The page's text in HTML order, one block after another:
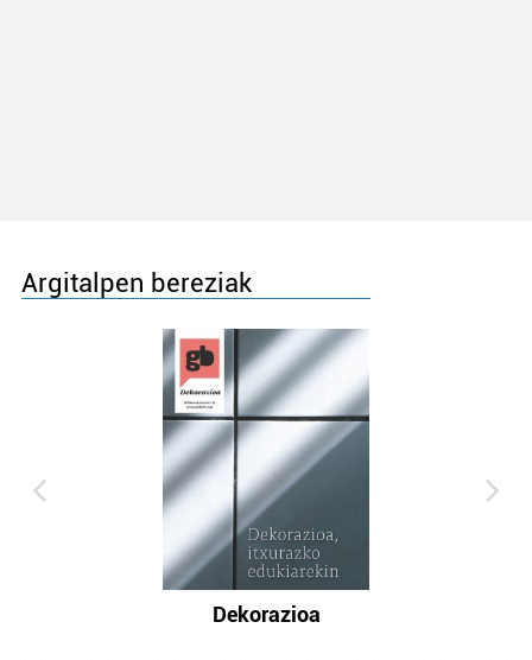
Argitalpen bereziak
Dekorazioa